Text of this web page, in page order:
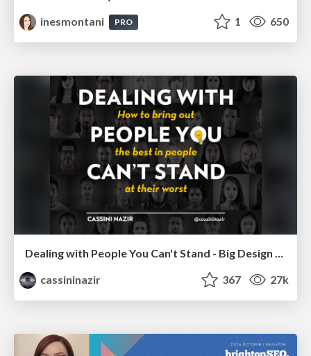
inesmontani
PRO 1 650
Dealing with People You Can't Stand - Big Design 2015
cassininazir
367 27k